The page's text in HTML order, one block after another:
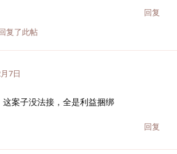
回复
复了此帖
7日
这案子没法接，全是利益捆绑
回复